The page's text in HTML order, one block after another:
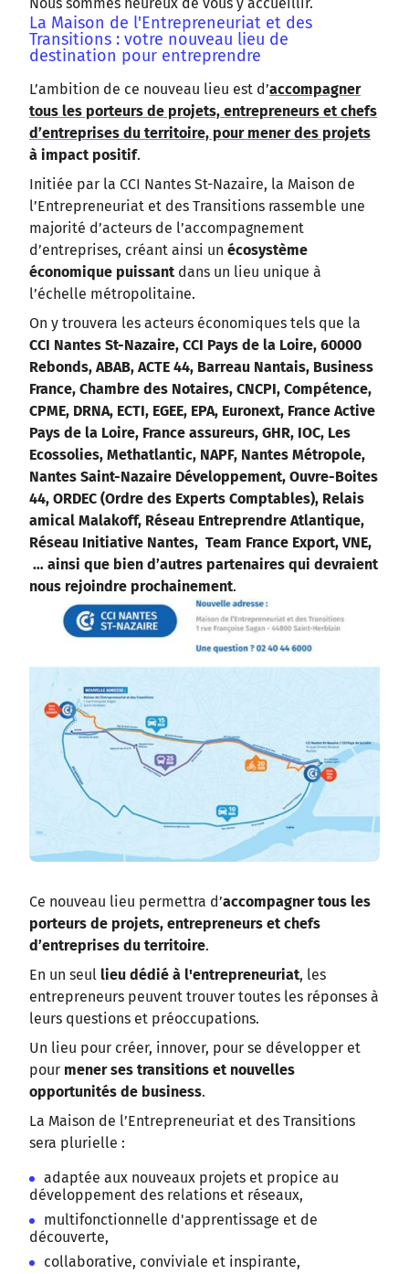
Nous sommes heureux de vous y accueillir.
La Maison de l'Entrepreneuriat et des
Transitions : votre nouveau lieu de
destination pour entreprendre
L’ambition de ce nouveau lieu est d’accompagner
tous les porteurs de projets, entrepreneurs et chefs
d’entreprises du territoire, pour mener des projets
à impact positif.
Initiée par la CCI Nantes St-Nazaire, la Maison de
l’Entrepreneuriat et des Transitions rassemble une
majorité d’acteurs de l’accompagnement
d’entreprises, créant ainsi un écosystème
économique puissant dans un lieu unique à
l’échelle métropolitaine.
On y trouvera les acteurs économiques tels que la
CCI Nantes St-Nazaire, CCI Pays de la Loire, 60000
Rebonds, ABAB, ACTE 44, Barreau Nantais, Business
France, Chambre des Notaires, CNCPI, Compétence,
CPME, DRNA, ECTI, EGEE, EPA, Euronext, France Active
Pays de la Loire, France assureurs, GHR, IOC, Les
Ecossolies, Methatlantic, NAPF, Nantes Métropole,
Nantes Saint-Nazaire Développement, Ouvre-Boites
44, ORDEC (Ordre des Experts Comptables), Relais
amical Malakoff, Réseau Entreprendre Atlantique,
Réseau Initiative Nantes, Team France Export, VNE,
… ainsi que bien d’autres partenaires qui devraient
nous rejoindre prochainement.
Ce nouveau lieu permettra d’accompagner tous les
porteurs de projets, entrepreneurs et chefs
d’entreprises du territoire.
En un seul lieu dédié à l'entrepreneuriat, les
entrepreneurs peuvent trouver toutes les réponses à
leurs questions et préoccupations.
Un lieu pour créer, innover, pour se développer et
pour mener ses transitions et nouvelles
opportunités de business.
La Maison de l’Entrepreneuriat et des Transitions
sera plurielle :
adaptée aux nouveaux projets et propice au
développement des relations et réseaux,
multifonctionnelle d'apprentissage et de
découverte,
collaborative, conviviale et inspirante,